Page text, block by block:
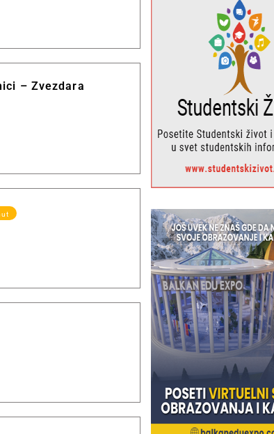
– Zvezdara